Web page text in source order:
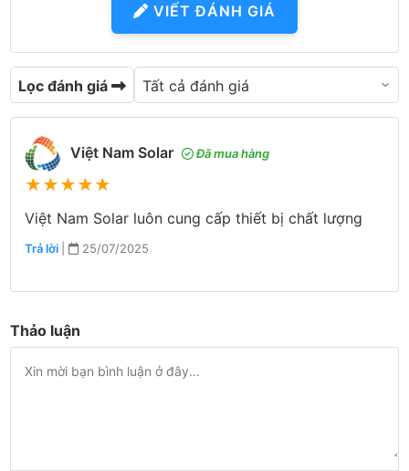
VIẾT ĐÁNH GIÁ
Lọc đánh giá
Việt Nam Solar Đã mua hàng
★★★★★
Việt Nam Solar luôn cung cấp thiết bị chất lượng
Trả lời | 25/07/2025
Thảo luận